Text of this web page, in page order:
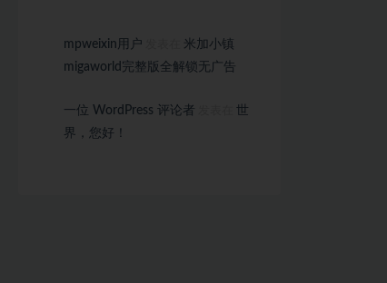
mpweixin用户
米加小镇
migaworld完整版全解锁无广告
一位 WordPress 评论者
世
界，您好！